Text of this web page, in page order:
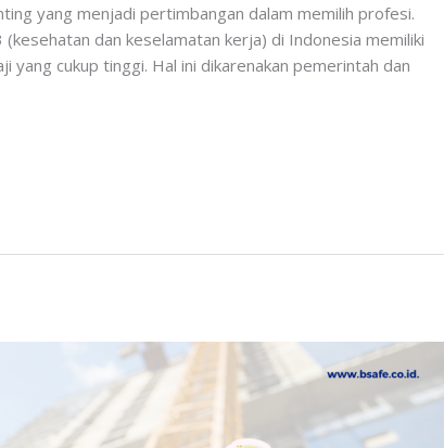
yang menjadi pertimbangan dalam memilih profesi.
dan keselamatan kerja) di Indonesia memiliki
yang cukup tinggi. Hal ini dikarenakan pemerintah dan